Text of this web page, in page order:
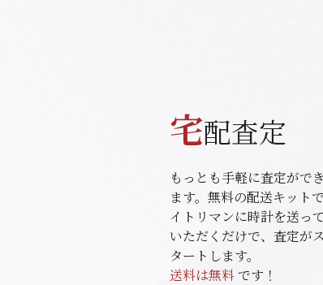
宅配査定
もっとも手軽に査定ができ
ます。無料の配送キット
イトリマンに時計を送って
いただくだけで、査定がス
タートします。
送料は無料です！